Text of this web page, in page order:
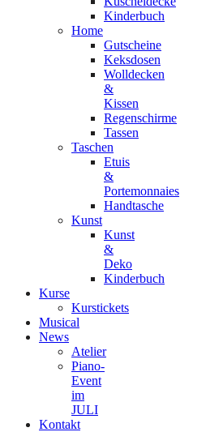
Kinderbuch
Home
Gutscheine
Keksdosen
Wolldecken
&
Kissen
Regenschirme
Tassen
Taschen
Etuis
&
Portemonnaies
Handtasche
Kunst
Kunst
&
Deko
Kinderbuch
Kurse
Kurstickets
Musical
News
Atelier
Piano-
Event
im
JULI
Kontakt